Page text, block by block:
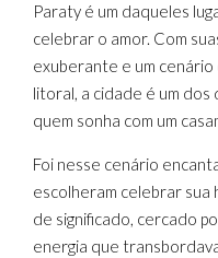
Paraty é um daqueles
celebrar o amor. Com
exuberante e um
litoral, a cidade é um
quem sonha com um
Foi nesse cenário
escolheram celebrar sua
de significado, cercado
energia que